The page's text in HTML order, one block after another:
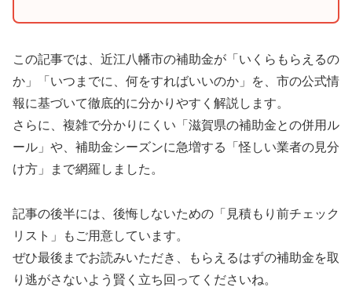
この記事では、近江八幡市の補助金が「いくらもらえるの
か」「いつまでに、何をすればいいのか」を、市の公式情
報に基づいて徹底的に分かりやすく解説します。
さらに、複雑で分かりにくい「滋賀県の補助金との併用ル
ール」や、補助金シーズンに急増する「怪しい業者の見分
け方」まで網羅しました。
記事の後半には、後悔しないための「見積もり前チェック
リスト」もご用意しています。
ぜひ最後までお読みいただき、もらえるはずの補助金を取
り逃がさないよう賢く立ち回ってくださいね。